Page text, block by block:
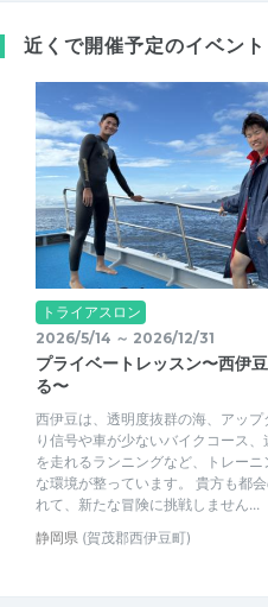
近くで開催予定のイベント
トライアスロン
2026/5/14 ～ 2026/12/31
プライベートレッスン〜西伊
る〜
西伊豆は、透明度抜群の海、アップ
り信号や車が少ないバイクコース、
を走れるランニングなど、トレーニ
な環境が整っています。 貴方も都
れて、新たな冒険に挑戦しません...
静岡県 (賀茂郡西伊豆町)